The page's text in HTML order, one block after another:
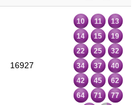
16927
10 11
13
14
15
19
22
25
32
34
37
40
42
45
62
64
71
77